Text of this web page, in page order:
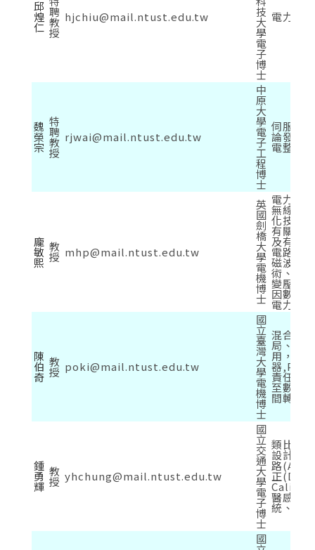
邱
煌
仁
聘
教
授
hjchiu@mail.ntust.edu.tw 技
大
學
電
子
博
士
電力電
魏
榮
宗
特
聘
教
授
rjwai@mail.ntust.edu.tw
中
原
大
學
電
子
工
程
博
士
伺服馬
論發展
電整合
龐
敏
熙
教
授 mhp@mail.ntust.edu.tw
英
國
劍
橋
大
學
電
機
博
士
電力電
無線電
化技術
有關拓
及有關
電路 及
磁波干
術、高
變壓器
因數調
電力電
陳
伯
奇
教
授 poki@mail.ntust.edu.tw
國
立
臺
灣
大
學
電
機
博
士
混合模
局、
用，包
器
責任週
至數位
間轉換
鍾
勇
輝
教
授 yhchung@mail.ntust.edu.tw
國
立
交
通
大
學
電
子
博
士
類比/混
設計、
路
正
醫感測
統、鎖
國